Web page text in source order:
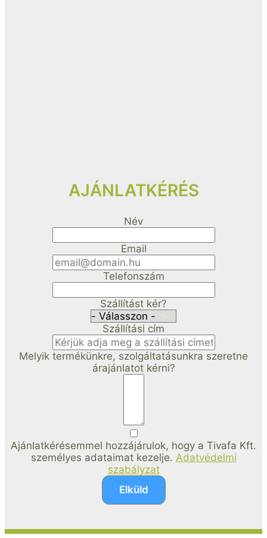
AJÁNLATKÉRÉS
Név
Email
Telefonszám
Szállítást kér?
Szállítási cím
Melyik termékünkre, szolgáltatásunkra szeretne
árajánlatot kérni?
Ajánlatkérésemmel hozzájárulok, hogy a Tivafa Kft.
személyes adataimat kezelje. Adatvédelmi
szabályzat
Elküld